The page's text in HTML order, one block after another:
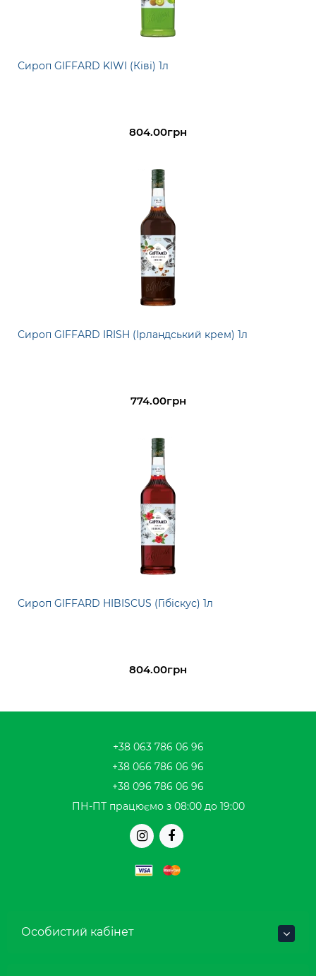
Сироп GIFFARD KIWI (Ківі) 1л
804.00грн
Сироп GIFFARD IRISH (Ірландський крем) 1л
774.00грн
Сироп GIFFARD HIBISCUS (Гібіскус) 1л
804.00грн
+38 063 786 06 96
+38 066 786 06 96
+38 096 786 06 96
ПН-ПТ працюємо з 08:00 до 19:00
Особистий кабінет